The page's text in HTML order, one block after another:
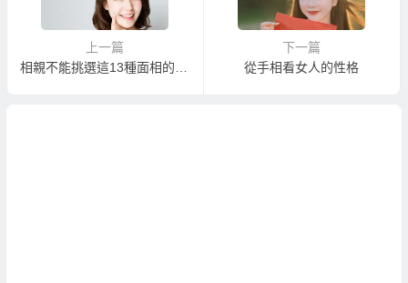
上一篇
相親不能挑選這13種面相的男人！
下一篇
從手相看女人的性格